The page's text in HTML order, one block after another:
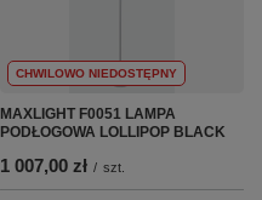
CHWILOWO NIEDOSTĘPNY
MAXLIGHT F0051 LAMPA
PODŁOGOWA LOLLIPOP BLACK
1 007,00 zł / szt.